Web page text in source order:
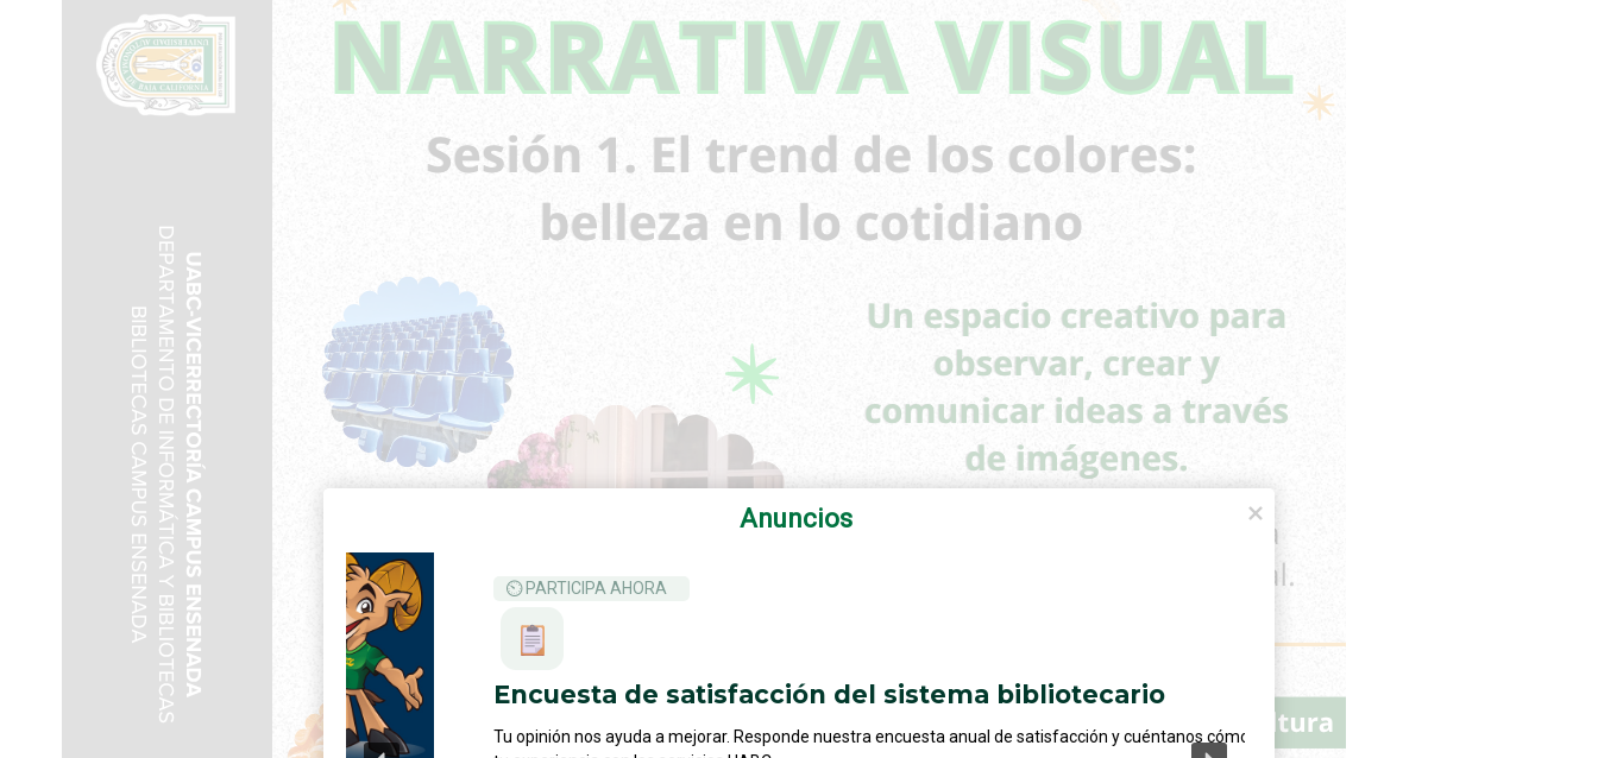
Anuncios
⏲ PARTICIPA AHORA
Encuesta de satisfacción del sistema bibliotecario
Tu opinión nos ayuda a mejorar. Responde nuestra encuesta anual de satisfacción y cuéntanos cómo ha sido